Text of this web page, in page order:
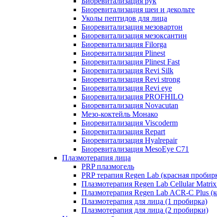
Биоревитализация шеи и декольте
Уколы пептидов для лица
Биоревитализация мезовартон
Биоревитализация мезоксантин
Биоревитализация Filorga
Биоревитализация Plinest
Биоревитализация Plinest Fast
Биоревитализация Revi Silk
Биоревитализация Revi strong
Биоревитализация Revi eye
Биоревитализация PROFHILO
Биоревитализация Novacutan
Мезо-коктейль Монако
Биоревитализация Viscoderm
Биоревитализация Repart
Биоревитализация Hyalrepair
Биоревитализация MesoEye C71
Плазмотерапия лица
PRP плазмогель
PRP терапия Regen Lab (красная
Плазмотерапия Regen Lab Cellular
Плазмотерапия Regen Lab ACR-C Plus
Плазмотерапия для лица (1 пробирка)
Плазмотерапия для лица (2 пробирки)